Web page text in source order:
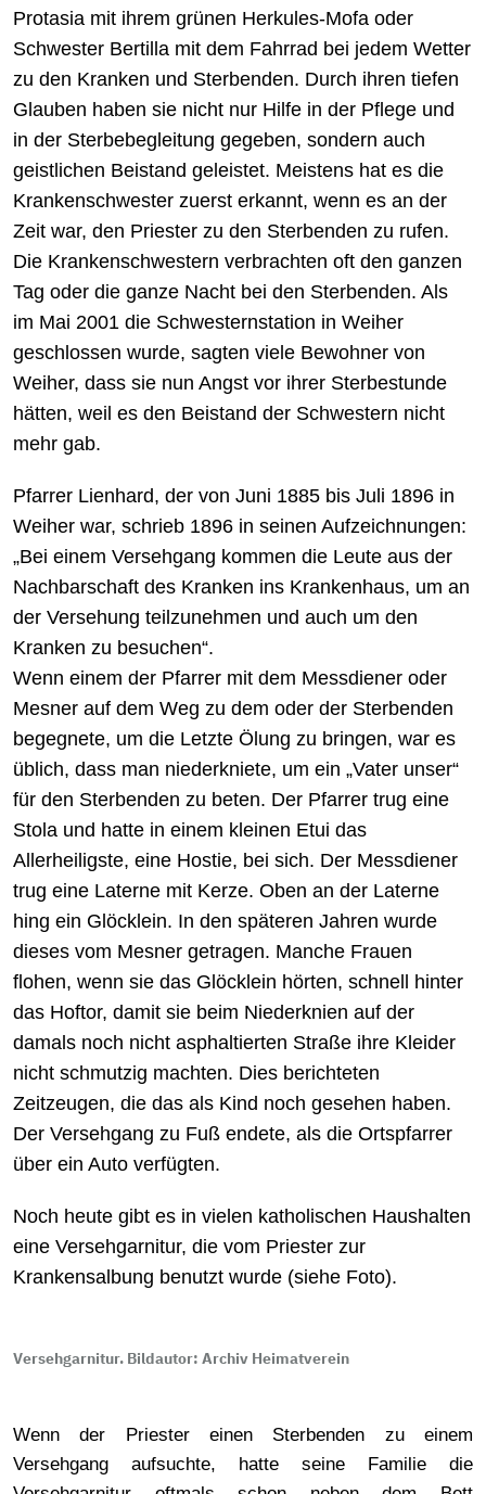
Protasia mit ihrem grünen Herkules-Mofa oder
Schwester Bertilla mit dem Fahrrad bei jedem Wetter
zu den Kranken und Sterbenden. Durch ihren tiefen
Glauben haben sie nicht nur Hilfe in der Pflege und
in der Sterbebegleitung gegeben, sondern auch
geistlichen Beistand geleistet. Meistens hat es die
Krankenschwester zuerst erkannt, wenn es an der
Zeit war, den Priester zu den Sterbenden zu rufen.
Die Krankenschwestern verbrachten oft den ganzen
Tag oder die ganze Nacht bei den Sterbenden. Als
im Mai 2001 die Schwesternstation in Weiher
geschlossen wurde, sagten viele Bewohner von
Weiher, dass sie nun Angst vor ihrer Sterbestunde
hätten, weil es den Beistand der Schwestern nicht
mehr gab.
Pfarrer Lienhard, der von Juni 1885 bis Juli 1896 in
Weiher war, schrieb 1896 in seinen Aufzeichnungen:
„Bei einem Versehgang kommen die Leute aus der
Nachbarschaft des Kranken ins Krankenhaus, um an
der Versehung teilzunehmen und auch um den
Kranken zu besuchen“.
Wenn einem der Pfarrer mit dem Messdiener oder
Mesner auf dem Weg zu dem oder der Sterbenden
begegnete, um die Letzte Ölung zu bringen, war es
üblich, dass man niederkniete, um ein „Vater unser“
für den Sterbenden zu beten. Der Pfarrer trug eine
Stola und hatte in einem kleinen Etui das
Allerheiligste, eine Hostie, bei sich. Der Messdiener
trug eine Laterne mit Kerze. Oben an der Laterne
hing ein Glöcklein. In den späteren Jahren wurde
dieses vom Mesner getragen. Manche Frauen
flohen, wenn sie das Glöcklein hörten, schnell hinter
das Hoftor, damit sie beim Niederknien auf der
damals noch nicht asphaltierten Straße ihre Kleider
nicht schmutzig machten. Dies berichteten
Zeitzeugen, die das als Kind noch gesehen haben.
Der Versehgang zu Fuß endete, als die Ortspfarrer
über ein Auto verfügten.
Noch heute gibt es in vielen katholischen Haushalten
eine Versehgarnitur, die vom Priester zur
Krankensalbung benutzt wurde (siehe Foto).
Versehgarnitur. Bildautor: Archiv Heimatverein
Wenn der Priester einen Sterbenden zu einem
Versehgang aufsuchte, hatte seine Familie die